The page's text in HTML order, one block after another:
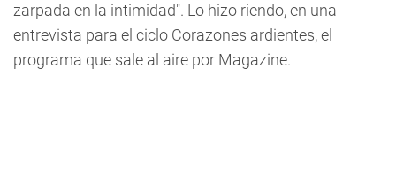
zarpada en la intimidad". Lo hizo riendo, en una
entrevista para el ciclo Corazones ardientes, el
programa que sale al aire por Magazine.